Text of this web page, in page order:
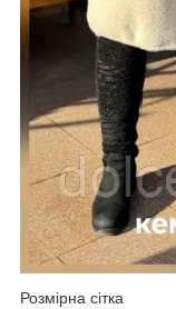
Розмірна сітка